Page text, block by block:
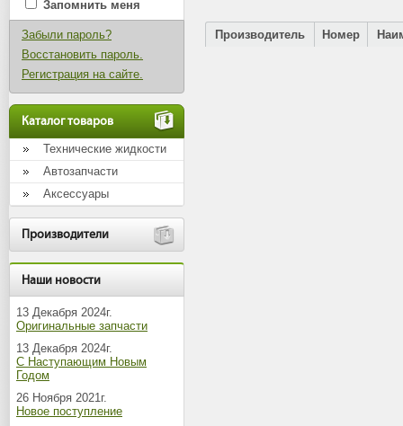
Запомнить меня
Забыли пароль?
Восстановить пароль.
Регистрация на сайте.
Каталог товаров
Технические жидкости
Автозапчасти
Аксессуары
Производители
Наши новости
13 Декабря 2024г.
Оригинальные запчасти
13 Декабря 2024г.
С Наступающим Новым
Годом
26 Ноября 2021г.
Новое поступление
Производитель Номер